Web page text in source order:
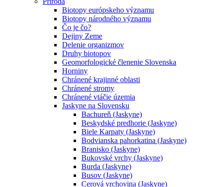
Biotopy európskeho významu
Biotopy národného významu
Čo je čo?
Dejiny Zeme
Delenie organizmov
Druhy biotopov
Geomorfologické členenie Slovenska
Horniny
Chránené krajinné oblasti
Chránené stromy
Chránené vtáčie územia
Jaskyne na Slovensku
Bachureň (Jaskyne)
Beskydské predhorie (Jaskyne)
Biele Karpaty (Jaskyne)
Bodvianska pahorkatina (Jaskyne)
Branisko (Jaskyne)
Bukovské vrchy (Jaskyne)
Burda (Jaskyne)
Busov (Jaskyne)
Cerová vrchovina (Jaskyne)